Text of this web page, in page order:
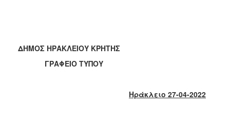
ΔΗΜΟΣ ΗΡΑΚΛΕΙΟΥ ΚΡΗΤΗΣ
ΓΡΑΦΕΙΟ ΤΥΠΟΥ
Ηράκλειο 27-04-2022